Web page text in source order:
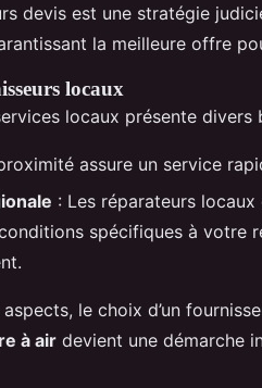
devis est une stratégie
la meilleure offre
locaux
locaux présente divers
assure un service
: Les réparateurs
spécifiques à votre
le choix d’un
à air devient une démarche